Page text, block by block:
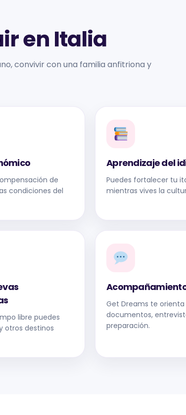
en Italia
convivir con una familia anfitriona y
de
condiciones del
Aprendizaje del
Puedes fortalecer tu
mientras vives la
libre puedes
otros destinos
Get Dreams te
documentos,
preparación.